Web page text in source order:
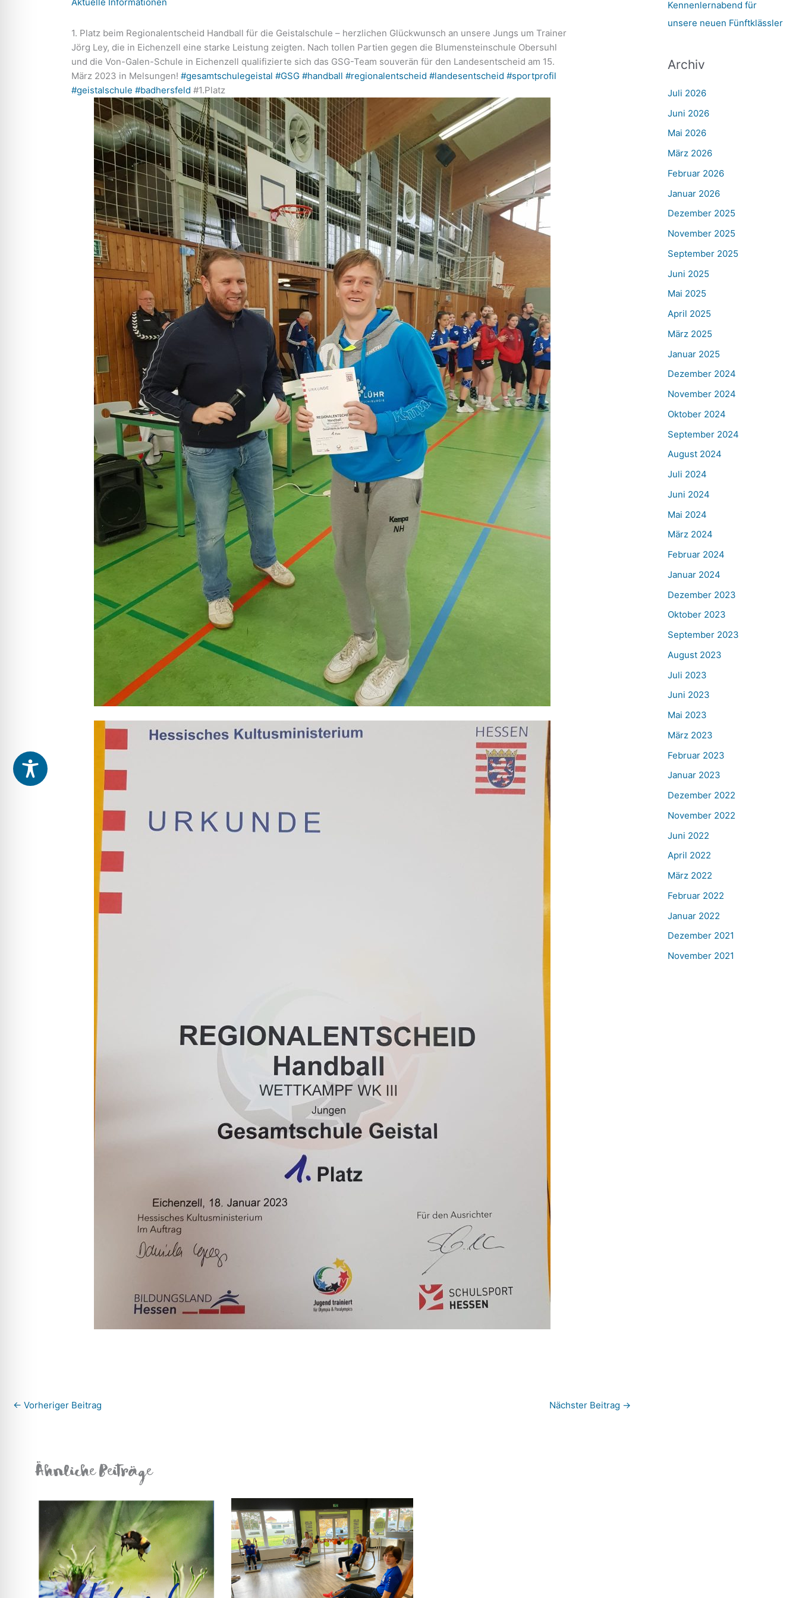
1. Platz beim Regionalentscheid Handball für die Geistalschule – herzlichen Glückwunsch an unsere Jungs um Trainer
Jörg Ley, die in Eichenzell eine starke Leistung zeigten. Nach tollen Partien gegen die Blumensteinschule Obersuhl
und die Von-Galen-Schule in Eichenzell qualifizierte sich das GSG-Team souverän für den Landesentscheid am 15.
März 2023 in Melsungen!#gesamtschulegeistal #GSG #handball #regionalentscheid #landesentscheid #sportprofil
#geistalschule #badhersfeld #1.Platz
← Vorheriger Beitrag Nächster Beitrag →
Ähnliche Beiträge
Kennenlernabend für
unsere neuen Fünftklässler
Archiv
Juli 2026
Juni 2026
Mai 2026
März 2026
Februar 2026
Januar 2026
Dezember 2025
November 2025
September 2025
Juni 2025
Mai 2025
April 2025
März 2025
Januar 2025
Dezember 2024
November 2024
Oktober 2024
September 2024
August 2024
Juli 2024
Juni 2024
Mai 2024
März 2024
Februar 2024
Januar 2024
Dezember 2023
Oktober 2023
September 2023
August 2023
Juli 2023
Juni 2023
Mai 2023
März 2023
Februar 2023
Januar 2023
Dezember 2022
November 2022
Juni 2022
April 2022
März 2022
Februar 2022
Januar 2022
Dezember 2021
November 2021